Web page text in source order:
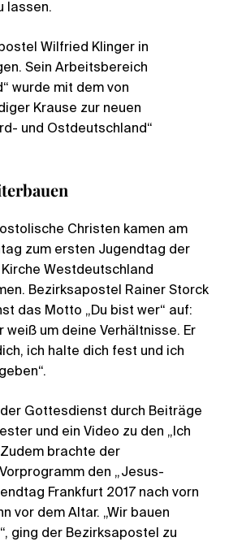
lassen.
Wilfried Klinger in
Sein Arbeitsbereich
wurde mit dem von
Krause zur neuen
und Ostdeutschland“
Christen kamen am
zum ersten Jugendtag der
Westdeutschland
Bezirksapostel Rainer Storck
das Motto „Du bist wer“ auf:
weiß um deine Verhältnisse. Er
ich halte dich fest und ich
Gottesdienst durch Beiträge
und ein Video zu den „Ich
brachte der
den „Jesus-
Frankfurt 2017 nach vorn
vor dem Altar. „Wir bauen
ging der Bezirksapostel zu